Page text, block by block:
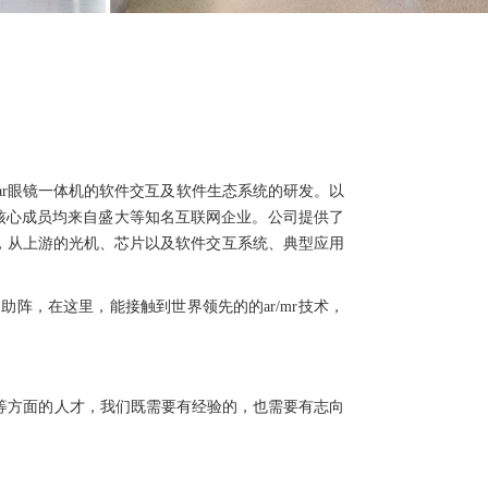
眼镜一体机的软件交互及软件生态系统的研发。以
成员均来自盛大等知名互联网企业。公司提供了
从上游的光机、芯片以及软件交互系统、典型应用
阵，在这里，能接触到世界领先的的ar/mr技术，
面的人才，我们既需要有经验的，也需要有志向